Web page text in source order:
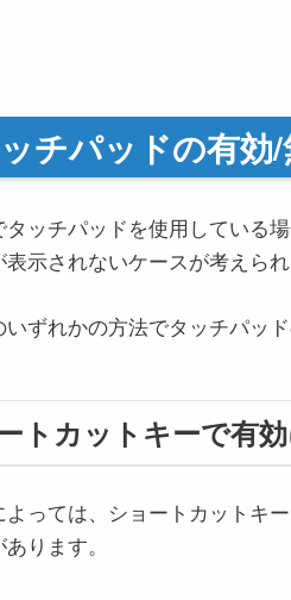
チパッドの有効
ッチパッドを使用している
示されないケースが考えられ
ずれかの方法でタッチパッ
トカットキーで有
っては、ショートカットキ
ります。